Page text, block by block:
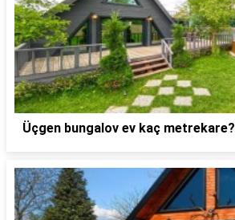
Üçgen bungalov ev kaç metrekare?